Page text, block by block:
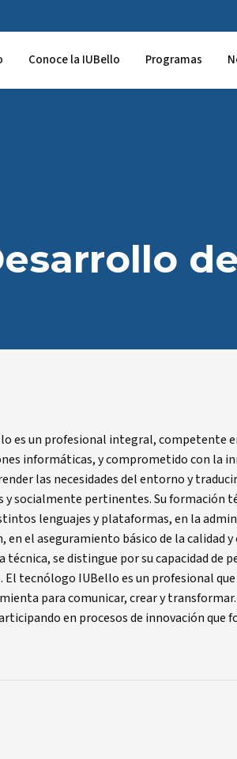
Conoce la IUBello Programas
es un profesional integral, competente
informáticas, y comprometido con la
las necesidades del entorno y
socialmente pertinentes. Su formación
lenguajes y plataformas, en la
el aseguramiento básico de la calidad y
se distingue por su capacidad de
tecnólogo IUBello es un profesional
para comunicar, crear y
en procesos de innovación que